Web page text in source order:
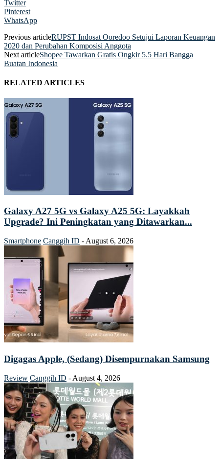
Twitter
Pinterest
WhatsApp
Previous articleRUPST Indosat Ooredoo Setujui Laporan Keuangan
2020 dan Perubahan Komposisi Anggota
Next articleShopee Tawarkan Gratis Ongkir 5.5 Hari Bangga
Buatan Indonesia
RELATED ARTICLES
Galaxy A27 5G vs Galaxy A25 5G: Layakkah
Upgrade? Ini Peningkatan yang Ditawarkan...
Smartphone Canggih ID - August 6, 2026
Digagas Apple, (Sedang) Disempurnakan Samsung
Review Canggih ID - August 4, 2026